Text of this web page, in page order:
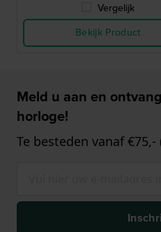
Vergelijk
Bekijk Product
Meld u aan en
horloge!
Te besteden vanaf